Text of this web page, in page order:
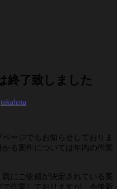
終了致しました
takahata
ージでもお知らせしておりま
る案件については年内の作業
にご依頼が決定されている案
作業しておりますが、今後新